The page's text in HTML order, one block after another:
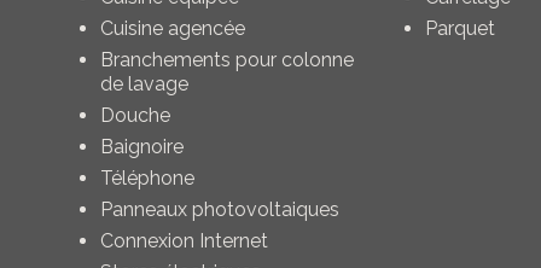
Cuisine agencée
Branchements pour colonne
de lavage
Douche
Baignoire
Téléphone
Panneaux photovoltaiques
Connexion Internet
Parquet